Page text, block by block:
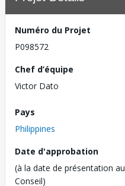
Numéro du Projet
P098572
Chef d’équipe
Victor Dato
Pays
Philippines
Date d'approbation
(à la date de présentation au
Conseil)